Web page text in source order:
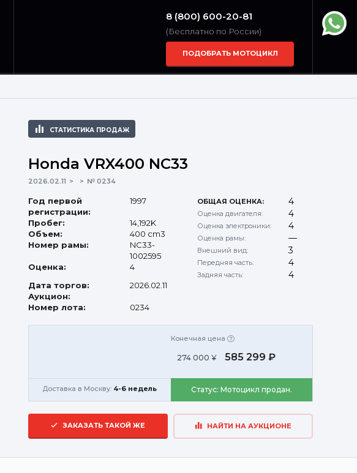
ПОДОБРАТЬ МОТОЦИКЛ
8 (800) 600-20-81
(Бесплатно по России)
СТАТИСТИКА ПРОДАЖ
Honda VRX400 NC33
2026.02.11 № 0234
Год первой
регистрации:
1997
Пробег:
14,192K
Объем:
400 cm3
Номер рамы:
NC33-
1002595
Оценка:
4
Дата торгов:
2026.02.11
Аукцион:
Номер лота:
0234
ОБЩАЯ ОЦЕНКА: 4
Оценка двигателя: 4
Оценка электроники: 4
Оценка рамы: —
Внешний вид: 3
Передняя часть: 4
Задняя часть: 4
Конечная цена
274 000 ¥ 585 299 ₽
Доставка в Москву: 4-6 недель Статус: Мотоцикл продан.
ЗАКАЗАТЬ ТАКОЙ ЖЕ НАЙТИ НА АУКЦИОНЕ